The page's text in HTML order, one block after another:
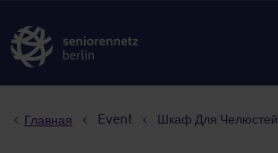
Главная Event Шкаф Для Челюстей